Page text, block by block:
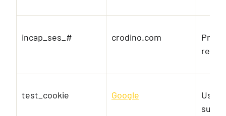
incap_ses_# crodino.com
test_cookie Google
Used